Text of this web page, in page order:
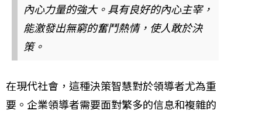
內心力量的強大。具有良好的內心主宰，
能激發出無窮的奮鬥熱情，使人敢於決
策。
在現代社會，這種決策智慧對於領導者尤為重
要。企業領導者需要面對繁多的信息和複雜的